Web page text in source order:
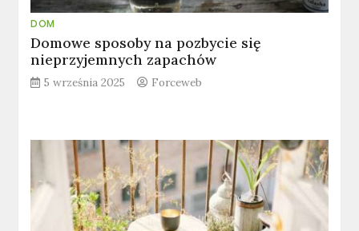
DOM
Domowe sposoby na pozbycie się
nieprzyjemnych zapachów
5 września 2025 Forceweb